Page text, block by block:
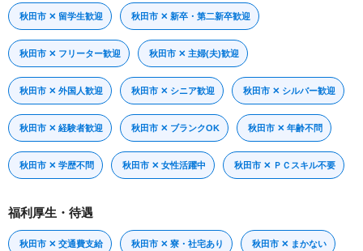
秋田市 ✕ 留学生歓迎 秋田市 ✕ 新卒・第二新卒歓迎
秋田市 ✕ フリーター歓迎 秋田市 ✕ 主婦(夫)歓迎
秋田市 ✕ 外国人歓迎 秋田市 ✕ シニア歓迎 秋田市 ✕ シルバー歓迎
秋田市 ✕ 経験者歓迎 秋田市 ✕ ブランクOK 秋田市 ✕ 年齢不問
秋田市 ✕ 学歴不問 秋田市 ✕ 女性活躍中 秋田市 ✕ ＰＣスキル不要
福利厚生・待遇
秋田市 ✕ 交通費支給 秋田市 ✕ 寮・社宅あり 秋田市 ✕ まかない